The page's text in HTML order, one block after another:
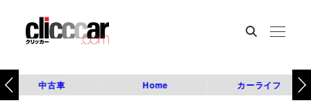
中古車 Home カーライフ